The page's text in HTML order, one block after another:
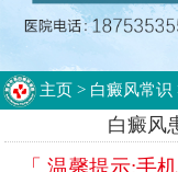
主页 > 白癜风常识
白癜风